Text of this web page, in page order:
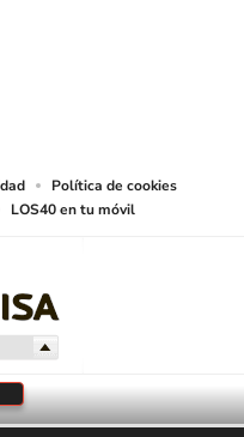
Política de cookies
LOS40 en tu móvil